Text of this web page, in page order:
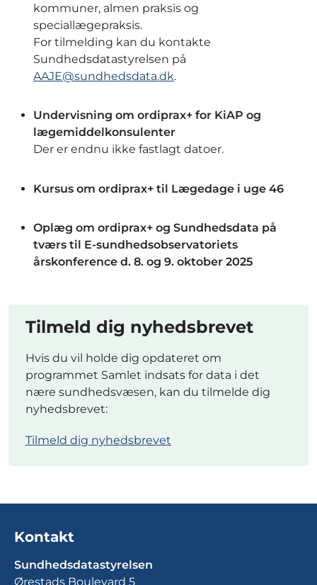
kommuner, almen praksis og
speciallægepraksis.
For tilmelding kan du kontakte
Sundhedsdatastyrelsen på
AAJE@sundhedsdata.dk.
Undervisning om ordiprax+ for KiAP og
lægemiddelkonsulenter
Der er endnu ikke fastlagt datoer.
Kursus om ordiprax+ til Lægedage i uge 46
Oplæg om ordiprax+ og Sundhedsdata på
tværs til E-sundhedsobservatoriets
årskonference d. 8. og 9. oktober 2025
Tilmeld dig nyhedsbrevet
Hvis du vil holde dig opdateret om
programmet Samlet indsats for data i det
nære sundhedsvæsen, kan du tilmelde dig
nyhedsbrevet:
Tilmeld dig nyhedsbrevet
Kontakt
Sundhedsdatastyrelsen
Ørestads Boulevard 5